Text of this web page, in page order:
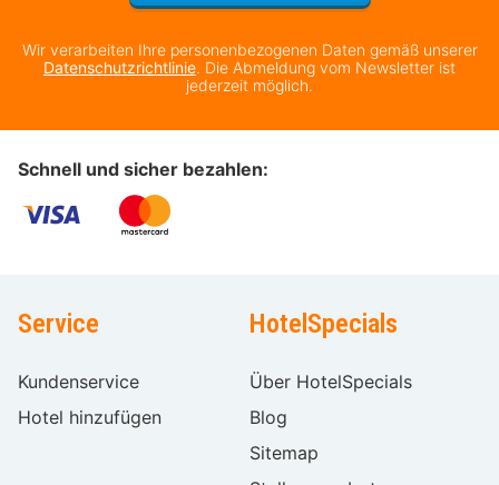
Wir verarbeiten Ihre personenbezogenen Daten gemäß unserer
Datenschutzrichtlinie. Die Abmeldung vom Newsletter ist
jederzeit möglich.
Schnell und sicher bezahlen:
Service
Kundenservice
Hotel hinzufügen
HotelSpecials
Über HotelSpecials
Blog
Sitemap